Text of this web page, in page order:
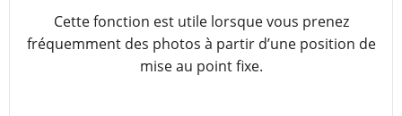
Cette fonction est utile lorsque vous prenez
fréquemment des photos à partir d’une position de
mise au point fixe.